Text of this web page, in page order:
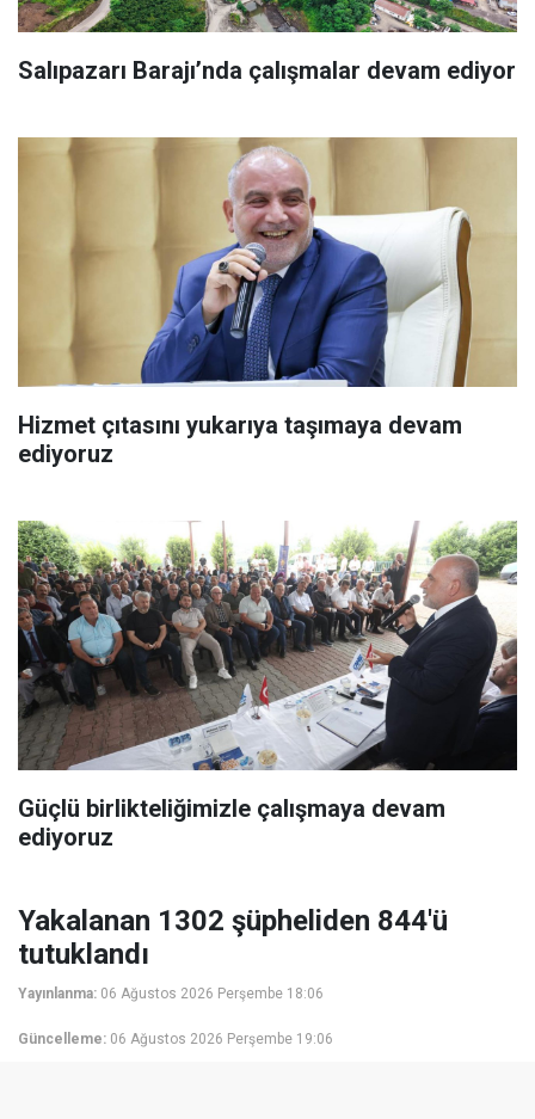
Salıpazarı Barajı’nda çalışmalar devam ediyor
Hizmet çıtasını yukarıya taşımaya devam
ediyoruz
Güçlü birlikteliğimizle çalışmaya devam
ediyoruz
Yakalanan 1302 şüpheliden 844'ü
tutuklandı
Yayınlanma: 06 Ağustos 2026 Perşembe 18:06
Güncelleme: 06 Ağustos 2026 Perşembe 19:06